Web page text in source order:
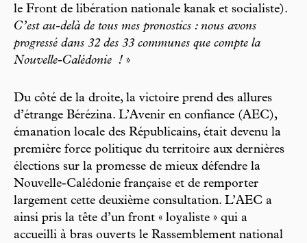
le Front de libération nationale kanak et socialiste).
C’est au-delà de tous mes pronostics : nous avons
progressé dans 32 des 33 communes que compte la
Nouvelle-Calédonie ! »
Du côté de la droite, la victoire prend des allures
d’étrange Bérézina. L’Avenir en confiance (AEC),
émanation locale des Républicains, était devenu la
première force politique du territoire aux dernières
élections sur la promesse de mieux défendre la
Nouvelle-Calédonie française et de remporter
largement cette deuxième consultation. L’AEC a
ainsi pris la tête d’un front « loyaliste » qui a
accueilli à bras ouverts le Rassemblement national